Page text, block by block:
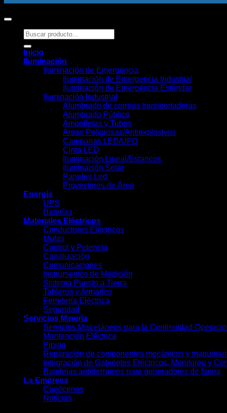
Buscar
por:
Inicio
Iluminación
Iluminación de Emergencia
Iluminación de Emergencia Industrial
Iluminación de Emergencia Estándar
Iluminación Industrial
Alumbrado de correas transportadoras
Alumbrado Público
Ampolletas y Tubos
Áreas Peligrosas/Antiexplosivos
Campanas LED/UFO
Cinta LED
Iluminación Lineal/Estancos
Iluminación Solar
Paneles Led
Proyectores de Área
Energía
UPS
Baterías
Materiales Eléctricos
Conductores Eléctricos
Mufas
Control y Potencia
Canalización
Comunicaciones
Instrumentos de Medición
Sistema Puesto a Tierra
Tableros y Armarios
Ferretería Eléctrica
Seguridad
Servicios Minería
Servicios Misceláneos para la Continuidad
Mantención Eléctrica
Piping
Reparación de componentes mecánicos y
Integración de Gabinetes Eléctricos, Monitoreo y
Bandejas antiderrames para generadores de faena
La Empresa
Conócenos
Noticias